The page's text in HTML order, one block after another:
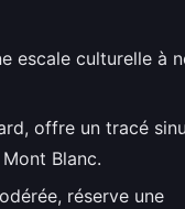
escale culturelle à
offre un tracé
Blanc.
réserve une